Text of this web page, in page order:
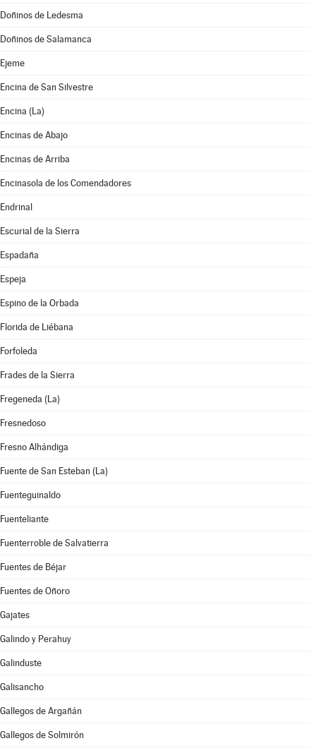
Doñinos de Ledesma
Doñinos de Salamanca
Ejeme
Encina de San Silvestre
Encina (La)
Encinas de Abajo
Encinas de Arriba
Encinasola de los Comendadores
Endrinal
Escurial de la Sierra
Espadaña
Espeja
Espino de la Orbada
Florida de Liébana
Forfoleda
Frades de la Sierra
Fregeneda (La)
Fresnedoso
Fresno Alhándiga
Fuente de San Esteban (La)
Fuenteguinaldo
Fuenteliante
Fuenterroble de Salvatierra
Fuentes de Béjar
Fuentes de Oñoro
Gajates
Galindo y Perahuy
Galinduste
Galisancho
Gallegos de Argañán
Gallegos de Solmirón